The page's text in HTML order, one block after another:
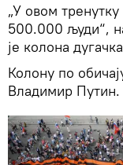
„У овом
500.000 људи“,
је колона
Колону по
Владимир Путин.